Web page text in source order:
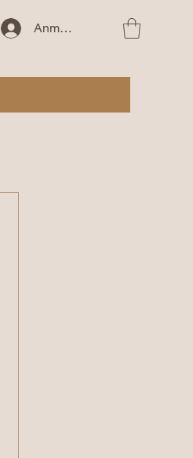
Anmelden